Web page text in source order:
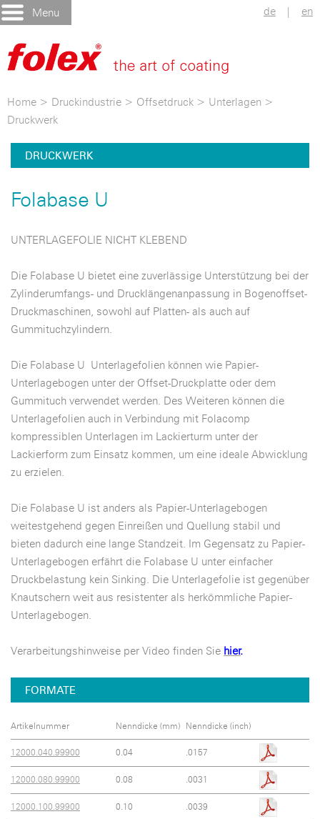
Menu de | en
Home > Druckindustrie > Offsetdruck > Unterlagen >
Druckwerk
DRUCKWERK
Folabase U
UNTERLAGEFOLIE NICHT KLEBEND
Die Folabase U bietet eine zuverlässige Unterstützung bei der
Zylinderumfangs- und Drucklängenanpassung in Bogenoffset-
Druckmaschinen, sowohl auf Platten- als auch auf
Gummituchzylindern.
Die Folabase U Unterlagefolien können wie Papier-
Unterlagebogen unter der Offset-Druckplatte oder dem
Gummituch verwendet werden. Des Weiteren können die
Unterlagefolien auch in Verbindung mit Folacomp
kompressiblen Unterlagen im Lackierturm unter der
Lackierform zum Einsatz kommen, um eine ideale Abwicklung
zu erzielen.
Die Folabase U ist anders als Papier-Unterlagebogen
weitestgehend gegen Einreißen und Quellung stabil und
bieten dadurch eine lange Standzeit. Im Gegensatz zu Papier-
Unterlagebogen erfährt die Folabase U unter einfacher
Druckbelastung kein Sinking. Die Unterlagefolie ist gegenüber
Knautschern weit aus resistenter als herkömmliche Papier-
Unterlagebogen.
Verarbeitungshinweise per Video finden Sie hier.
FORMATE
Artikelnummer Nenndicke (mm) Nenndicke (inch)
12000.040.99900 0.04 .0157
12000.080.99900 0.08 .0031
12000.100.99900 0.10 .0039